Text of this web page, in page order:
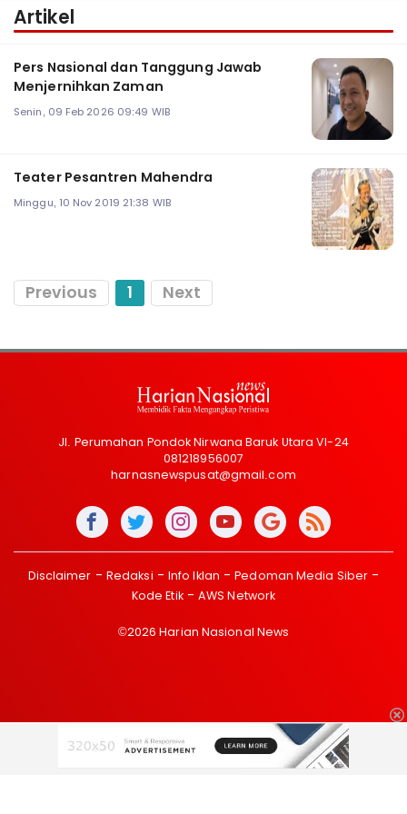
Artikel
Pers Nasional dan Tanggung Jawab
Menjernihkan Zaman
Senin, 09 Feb 2026 09:49 WIB
Teater Pesantren Mahendra
Minggu, 10 Nov 2019 21:38 WIB
Previous 1 Next
Jl. Perumahan Pondok Nirwana Baruk Utara VI-24
081218956007
harnasnewspusat@gmail.com
Disclaimer Redaksi Info Iklan
Pedoman Media Siber
Kode Etik
AWS Network
©2026 Harian Nasional News